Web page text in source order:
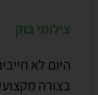
צילומי בוק
היום לא
בצורה